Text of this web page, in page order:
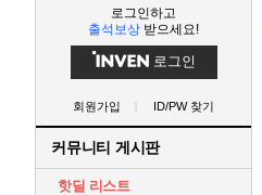
로그인하고
출석보상 받으세요!
로그인
회원가입 ID/PW 찾기
커뮤니티 게시판
핫딜 리스트